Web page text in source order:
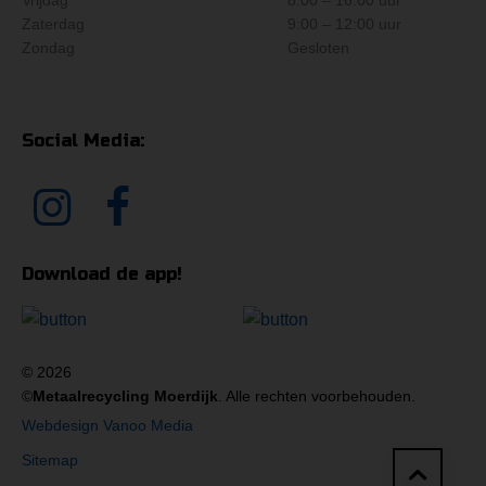
Social Media:
Download de app!
© 2026
©Metaalrecycling Moerdijk. Alle rechten voorbehouden.
Webdesign Vanoo Media
Sitemap